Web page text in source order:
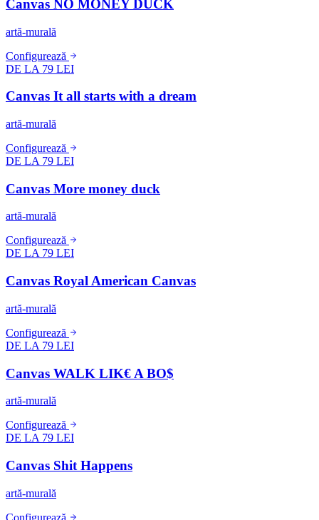
Canvas NO MONEY DUCK
artă-murală
Configurează
DE LA 79 LEI
Canvas It all starts with a dream
artă-murală
Configurează
DE LA 79 LEI
Canvas More money duck
artă-murală
Configurează
DE LA 79 LEI
Canvas Royal American Canvas
artă-murală
Configurează
DE LA 79 LEI
Canvas WALK LIK€ A BO$
artă-murală
Configurează
DE LA 79 LEI
Canvas Shit Happens
artă-murală
Configurează